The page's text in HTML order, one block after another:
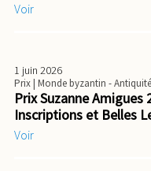
Voir
1 juin 2026
Prix| Monde byzantin -
Prix Suzanne Amigues
Inscriptions et Belles
Voir